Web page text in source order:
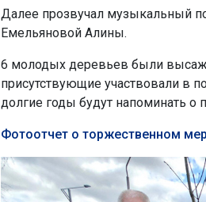
Далее прозвучал музыкальный
Емельяновой Алины.
6 молодых деревьев были
присутствующие участвовали в
долгие годы будут напоминать
Фотоотчет о торжественном